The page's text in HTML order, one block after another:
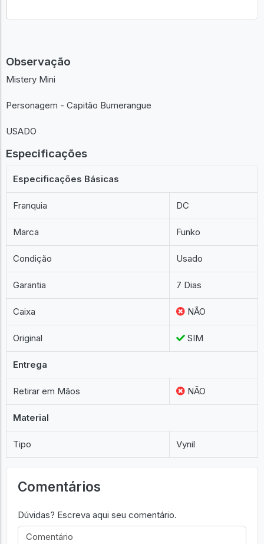
Observação
Mistery Mini
Personagem - Capitão Bumerangue
USADO
Especificações
Especificações Básicas
Franquia DC
Marca Funko
Condição Usado
Garantia 7 Dias
Caixa NÃO
Original SIM
Entrega
Retirar em Mãos NÃO
Material
Tipo Vynil
Comentários
Dúvidas? Escreva aqui seu comentário.